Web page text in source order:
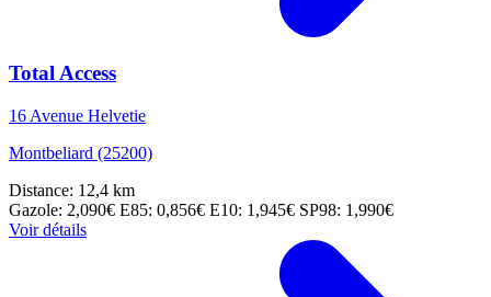
Total Access
16 Avenue Helvetie
Montbeliard (25200)
Distance: 12,4 km
Gazole: 2,090€ E85: 0,856€ E10: 1,945€ SP98: 1,990€
Voir détails